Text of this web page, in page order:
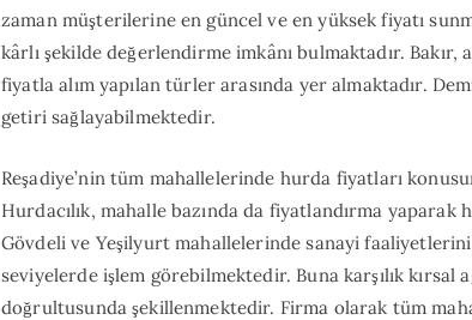
zaman müşterilerine en güncel ve en yüksek fiyatı
kârlı şekilde değerlendirme imkânı bulmaktadır.
fiyatla alım yapılan türler arasında yer almaktadır.
getiri sağlayabilmektedir.
Reşadiye’nin tüm mahallelerinde hurda fiyatları
Hurdacılık, mahalle bazında da fiyatlandırma
Gövdeli ve Yeşilyurt mahallelerinde sanayi
seviyelerde işlem görebilmektedir. Buna karşılık kırsal
doğrultusunda şekillenmektedir. Firma olarak tüm